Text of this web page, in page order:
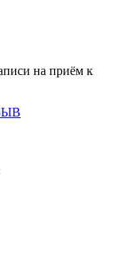
на приём к